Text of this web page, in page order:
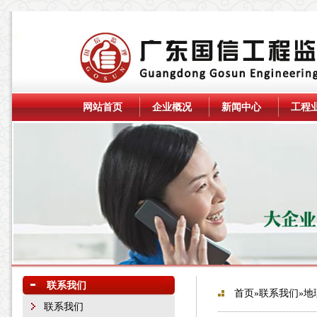
网站首页 企业概况 新闻中心 工程
联系我们
联系我们
首页»联系我们»地